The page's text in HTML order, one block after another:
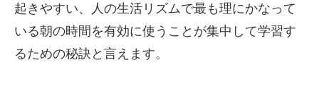
起きやすい、人の生活リズムで最も理にかなって
いる朝の時間を有効に使うことが集中して学習す
るための秘訣と言えます。